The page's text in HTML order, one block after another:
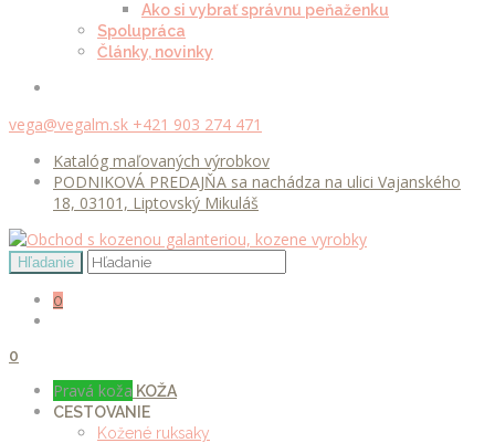
Ako si vybrať správnu peňaženku
Spolupráca
Články, novinky
vega@vegalm.sk +421 903 274 471
Katalóg maľovaných výrobkov
PODNIKOVÁ PREDAJŇA sa nachádza na ulici Vajanského
18, 03101, Liptovský Mikuláš
0
0
Pravá koža KOŽA
CESTOVANIE
Kožené ruksaky